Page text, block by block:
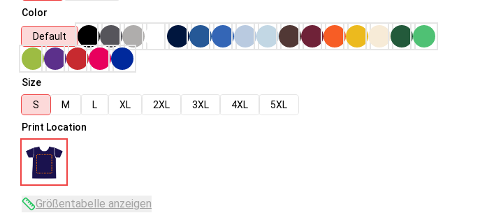
Color
Default
Size
S
M L XL 2XL 3XL 4XL
5XL
Print Location
Größentabelle anzeigen